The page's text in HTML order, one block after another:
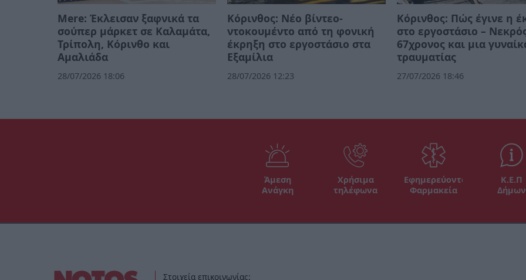
Mere: Έκλεισαν ξαφνικά τα
σούπερ μάρκετ σε Καλαμάτα,
Τρίπολη, Κόρινθο και
Αμαλιάδα
28/07/2026 18:06
Κόρινθος: Νέο βίντεο-
ντοκουμέντο από τη φονική
έκρηξη στο εργοστάσιο στα
Εξαμίλια
28/07/2026 12:23
Κόρινθος: Πώς έγινε η
στο εργοστάσιο –
67χρονος και μια
τραυματίας
27/07/2026 18:46
Άμεση
Ανάγκη
Χρήσιμα
τηλέφωνα
Εφημερεύοντα
Φαρμακεία
Κ.Ε.Π
Δήμων
Στοιχεία επικοινωνίας: